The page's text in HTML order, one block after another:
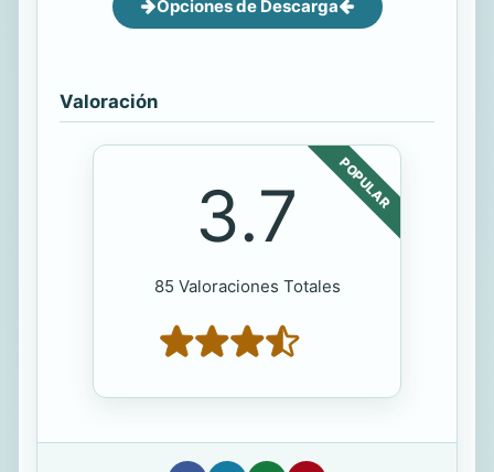
Opciones de Descarga
Valoración
POPULAR
3.7
85 Valoraciones Totales